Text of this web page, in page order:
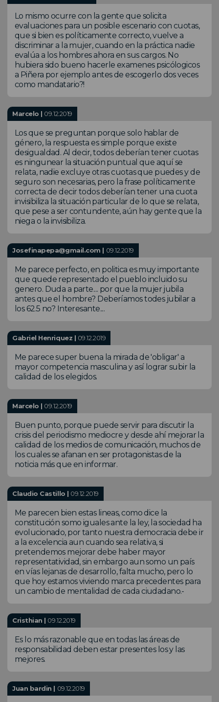
Lo mismo ocurre con la gente que solicita
evaluaciones para un posible escenario con cuotas,
que si bien es políticamente correcto, vuelve a
discriminar a la mujer, cuando en la práctica nadie
evalúa a los hombres ahora en sus cargos. No
hubiera sido bueno hacerle examenes psicólogicos
a Piñera por ejemplo antes de escogerlo dos veces
como mandatario?!
Marcelo | 09.12.2019
Los que se preguntan porque solo hablar de
género, la respuesta es simple porque existe
desigualdad. Al decir, todos deberían tener cuotas
es ningunear la situación puntual que aquí se
relata, nadie excluye otras cuotas que puedes y de
seguro son necesarias, pero la frase políticamente
correcta de decir todos deberían tener una cuota
invisibiliza la situación particular de lo que se relata,
que pese a ser contundente, aún hay gente que la
niega o la invisibiliza.
Josefinapepa@gmail.com | 09.12.2019
Me parece perfecto, en politica es muy importante
que quede representado el pueblo incluido su
genero. Duda a parte.... por que la mujer jubila
antes que el hombre? Deberíamos todes jubilar a
los 62.5 no? Interesante....
Gabriel Henriquez | 09.12.2019
Me parece super buena la mirada de 'obligar' a
mayor competencia masculina y así lograr subir la
calidad de los elegidos.
Marcelo | 09.12.2019
Buen punto, porque puede servir para discutir la
crisis del periodismo mediocre y desde ahí mejorar la
calidad de los medios de comunicación, muchos de
los cuales se afanan en ser protagonistas de la
noticia más que en informar.
Claudio Castillo | 09.12.2019
Me parecen bien estas lineas, como dice la
constitución somo iguales ante la ley, la sociedad ha
evolucionado, por tanto nuestra democracia debe ir
a la excelencia aun cuando sea relativa, si
pretendemos mejorar debe haber mayor
representatividad, sin embargo aun somo un país
en vías lejanas de desarrollo, falta mucho, pero lo
que hoy estamos viviendo marca precedentes para
un cambio de mentalidad de cada ciudadano.-
Cristhian | 09.12.2019
Es lo más razonable que en todas las áreas de
responsabilidad deben estar presentes los y las
mejores.
Juan bardin | 09.12.2019